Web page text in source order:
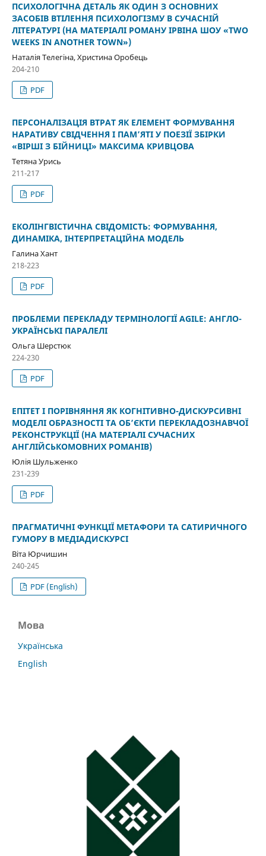
ПСИХОЛОГІЧНА ДЕТАЛЬ ЯК ОДИН З ОСНОВНИХ
ЗАСОБІВ ВТІЛЕННЯ ПСИХОЛОГІЗМУ В СУЧАСНІЙ
ЛІТЕРАТУРІ (НА МАТЕРІАЛІ РОМАНУ ІРВІНА ШОУ «TWO
WEEKS IN ANOTHER TOWN»)
Наталія Телегіна, Христина Оробець
204-210
PDF
ПЕРСОНАЛІЗАЦІЯ ВТРАТ ЯК ЕЛЕМЕНТ ФОРМУВАННЯ
НАРАТИВУ СВІДЧЕННЯ І ПАМ’ЯТІ У ПОЕЗІЇ ЗБІРКИ
«ВІРШІ З БІЙНИЦІ» МАКСИМА КРИВЦОВА
Тетяна Урись
211-217
PDF
ЕКОЛІНГВІСТИЧНА СВІДОМІСТЬ: ФОРМУВАННЯ,
ДИНАМІКА, ІНТЕРПРЕТАЦІЙНА МОДЕЛЬ
Галина Хант
218-223
PDF
ПРОБЛЕМИ ПЕРЕКЛАДУ ТЕРМІНОЛОГІЇ AGILE: АНГЛО-
УКРАЇНСЬКІ ПАРАЛЕЛІ
Ольга Шерстюк
224-230
PDF
ЕПІТЕТ І ПОРІВНЯННЯ ЯК КОГНІТИВНО-ДИСКУРСИВНІ
МОДЕЛІ ОБРАЗНОСТІ ТА ОБ’ЄКТИ ПЕРЕКЛАДОЗНАВЧОЇ
РЕКОНСТРУКЦІЇ (НА МАТЕРІАЛІ СУЧАСНИХ
АНГЛІЙСЬКОМОВНИХ РОМАНІВ)
Юлія Шульженко
231-239
PDF
ПРАГМАТИЧНІ ФУНКЦІЇ МЕТАФОРИ ТА САТИРИЧНОГО
ГУМОРУ В МЕДІАДИСКУРСІ
Віта Юрчишин
240-245
PDF (English)
Мова
Українська
English